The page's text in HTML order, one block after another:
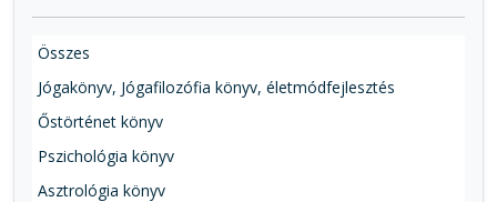
Összes
Jógakönyv, Jógafilozófia könyv, életmódfejlesztés
Őstörténet könyv
Pszichológia könyv
Asztrológia könyv